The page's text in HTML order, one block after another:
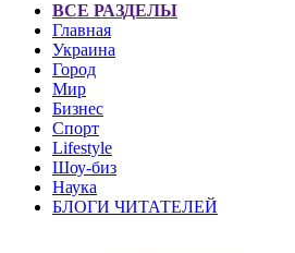
ВСЕ РАЗДЕЛЫ
Главная
Украина
Город
Мир
Бизнес
Спорт
Lifestyle
Шоу-биз
Наука
БЛОГИ ЧИТАТЕЛЕЙ